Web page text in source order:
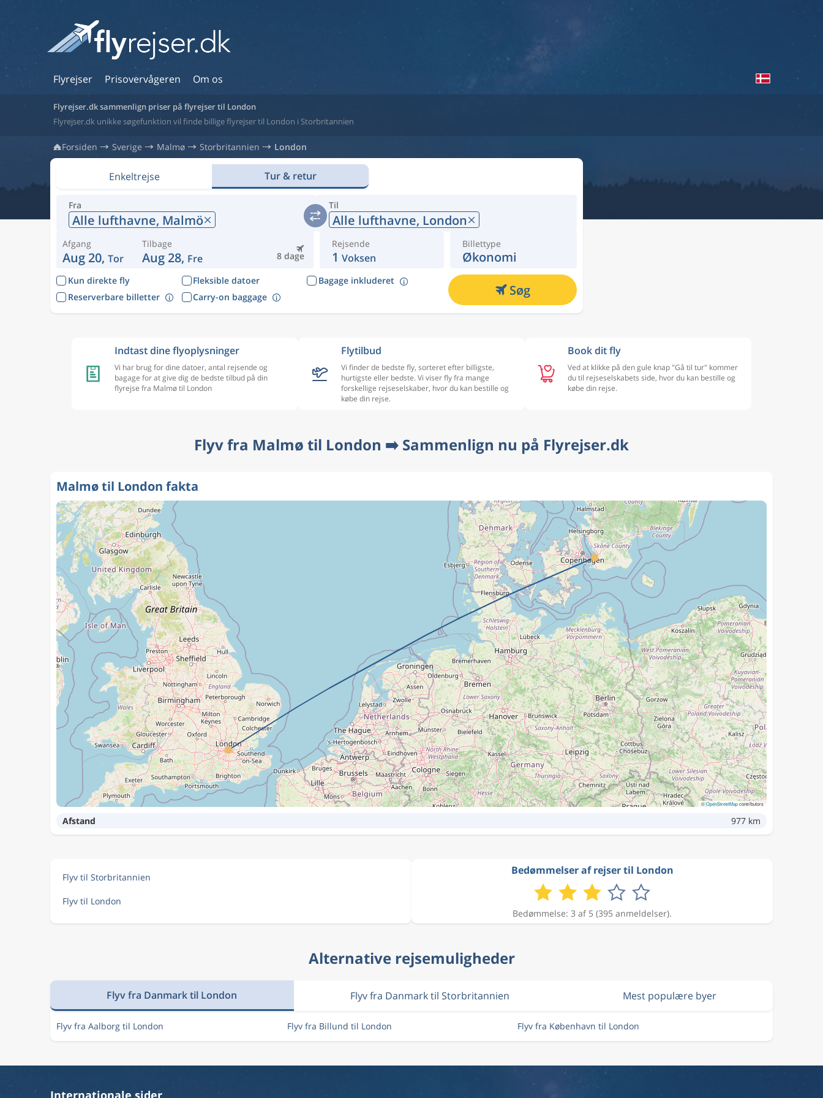
Flyrejser Prisovervågeren Om os
Flyrejser.dk sammenlign priser på flyrejser til London
Flyrejser.dk unikke søgefunktion vil finde billige flyrejser til London i Storbritannien
Forsiden Sverige Malmø Storbritannien London
Enkeltrejse Tur & retur
Fra
Alle lufthavne, Malmö
Til
Alle lufthavne, London
Afgang
Aug 20, Tor 8 dage
Tilbage
Aug 28, Fre
Rejsende
1 Voksen
Billettype
Økonomi
Kun direkte fly Fleksible datoer
Bagage inkluderet
Reserverbare billetter
Carry-on baggage Søg
Indtast dine flyoplysninger
Vi har brug for dine datoer, antal rejsende og
bagage for at give dig de bedste tilbud på din
flyrejse fra Malmø til London
Flytilbud
Vi finder de bedste fly, sorteret efter billigste,
hurtigste eller bedste. Vi viser fly fra mange
forskellige rejseselskaber, hvor du kan bestille og
købe din rejse.
Book dit fly
Ved at klikke på den gule knap "Gå til tur" kommer
du til rejseselskabets side, hvor du kan bestille og
købe din rejse.
Flyv fra Malmø til London ➡️ Sammenlign nu på Flyrejser.dk
Malmø til London fakta
©OpenStreetMapcontributors
Afstand 977 km
Flyv til Storbritannien
Flyv til London
Bedømmelser af rejser til London
Bedømmelse: 3 af 5 (395 anmeldelser).
Alternative rejsemuligheder
Flyv fra Danmark til London Flyv fra Danmark til Storbritannien Mest populære byer
Flyv fra Aalborg til London Flyv fra Billund til London Flyv fra København til London
Internationale sider